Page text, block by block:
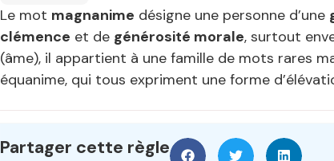
Le mot magnanime désigne une personne d’une
clémence et de générosité morale, surtout
(âme), il appartient à une famille de mots rares
équanime, qui tous expriment une forme
Partager cette règle